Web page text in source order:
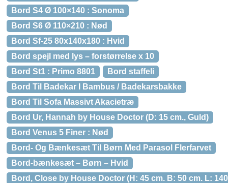
Bord S4 Ø 100×140 : Sonoma
Bord S6 Ø 110×210 : Nød
Bord Sf-25 80x140x180 : Hvid
Bord spejl med lys – forstørrelse x 10
Bord St1 : Primo 8801
Bord staffeli
Bord Til Badekar I Bambus / Badekarsbakke
Bord Til Sofa Massivt Akacietræ
Bord Ur, Hannah by House Doctor (D: 15 cm., Guld)
Bord Venus 5 Finer : Nød
Bord- Og Bænkesæt Til Børn Med Parasol Flerfarvet
Bord-bænkesæt – Børn – Hvid
Bord, Close by House Doctor (H: 45 cm. B: 50 cm. L: